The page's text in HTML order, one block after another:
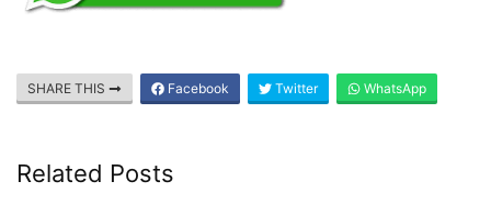
SHARE THIS Facebook Twitter WhatsApp
Related Posts